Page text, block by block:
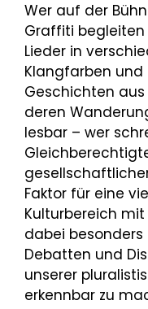
Wer auf der
Graffiti
Lieder in
Klangfarben
Geschichten
deren
lesbar – wer
Faktor für eine
Kulturbereich
dabei
Debatten und
unserer
erkennbar zu